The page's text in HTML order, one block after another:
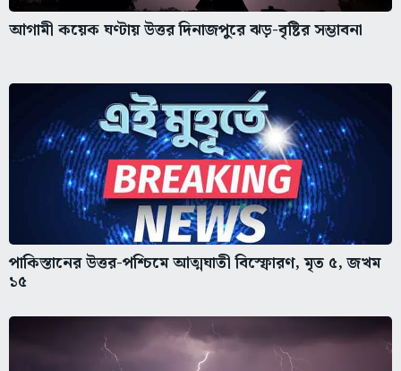
আগামী কয়েক ঘণ্টায় উত্তর দিনাজপুরে ঝড়-বৃষ্টির সম্ভাবনা
পাকিস্তানের উত্তর-পশ্চিমে আত্মঘাতী বিস্ফোরণ, মৃত ৫, জখম
১৫